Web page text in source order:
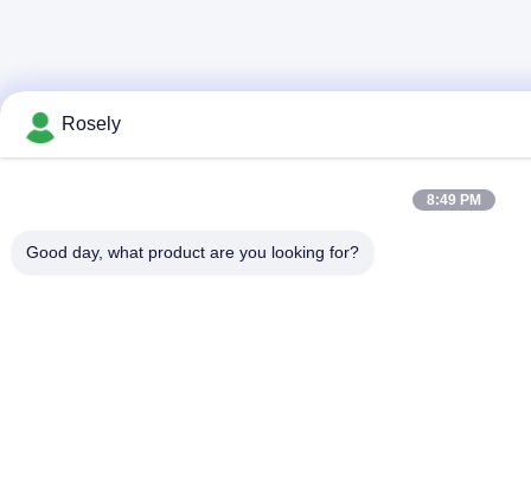
Rosely
8:49 PM
Good day, what product are you looking for?